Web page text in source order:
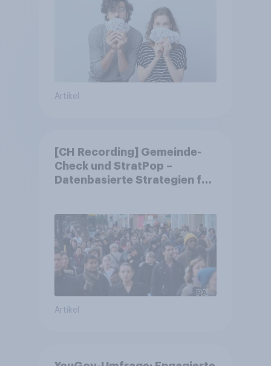
Artikel
[CH Recording] Gemeinde-
Check und StratPop –
Datenbasierte Strategien für
Artikel